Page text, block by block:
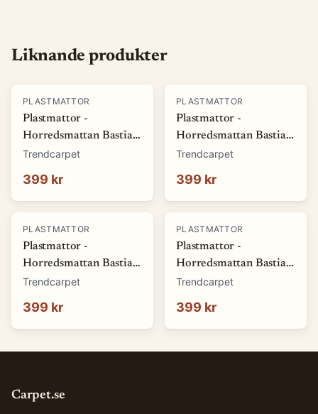
Liknande produkter
PLASTMATTOR
Plastmattor -
Horredsmattan Bastian
(grön) (Storlek: 70 x 50
Trendcarpet
399 kr
PLASTMATTOR
Plastmattor -
Horredsmattan Bastian
(röd) (Storlek: 70 x 50
Trendcarpet
399 kr
PLASTMATTOR
Plastmattor -
Horredsmattan Bastian
(blå) (Storlek: 70 x 50
Trendcarpet
399 kr
PLASTMATTOR
Plastmattor -
Horredsmattan Bastian
(brun) (Storlek: 70 x 50
Trendcarpet
399 kr
Carpet.se